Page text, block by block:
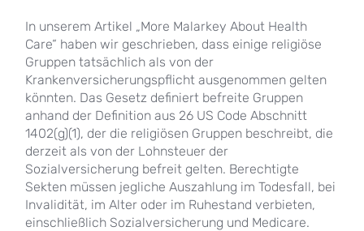
In unserem Artikel „More Malarkey About Health
Care“ haben wir geschrieben, dass einige religiöse
Gruppen tatsächlich als von der
Krankenversicherungspflicht ausgenommen gelten
könnten. Das Gesetz definiert befreite Gruppen
anhand der Definition aus 26 US Code Abschnitt
1402(g)(1), der die religiösen Gruppen beschreibt, die
derzeit als von der Lohnsteuer der
Sozialversicherung befreit gelten. Berechtigte
Sekten müssen jegliche Auszahlung im Todesfall, bei
Invalidität, im Alter oder im Ruhestand verbieten,
einschließlich Sozialversicherung und Medicare.